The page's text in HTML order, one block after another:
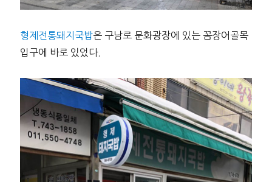
형제전통돼지국밥은 구남로 문화광장에 있는 꼼장어골목
입구에 바로 있었다.